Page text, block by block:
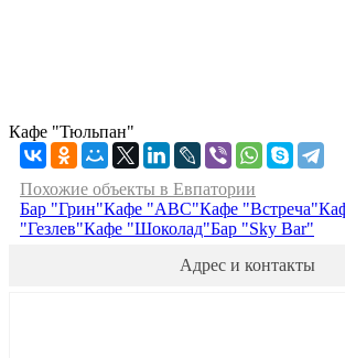
Кафе "Тюльпан"
Похожие объекты в Евпатории
Бар "Грин"Кафе "АВС"Кафе "Встреча"
"Гезлев"Кафе "Шоколад"Бар "Sky Bar"
Адрес и контакты